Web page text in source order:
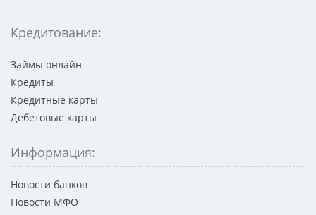
Кредитование:
Займы онлайн
Кредиты
Кредитные карты
Дебетовые карты
Информация:
Новости банков
Новости МФО